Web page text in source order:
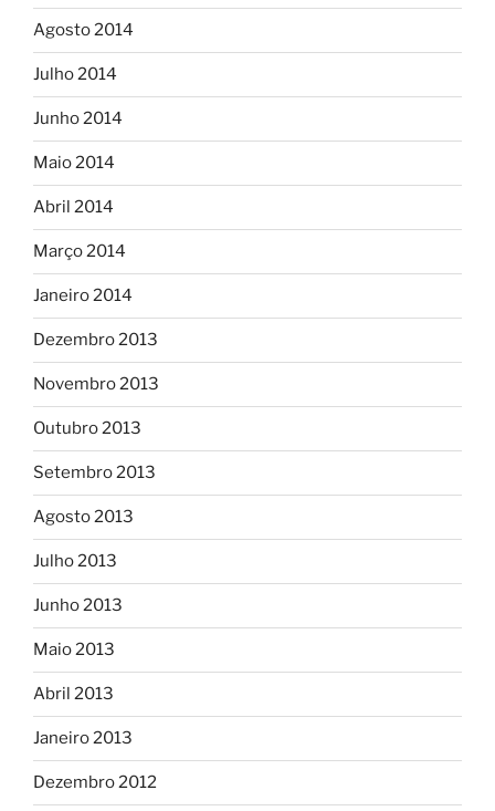
Agosto 2014
Julho 2014
Junho 2014
Maio 2014
Abril 2014
Março 2014
Janeiro 2014
Dezembro 2013
Novembro 2013
Outubro 2013
Setembro 2013
Agosto 2013
Julho 2013
Junho 2013
Maio 2013
Abril 2013
Janeiro 2013
Dezembro 2012